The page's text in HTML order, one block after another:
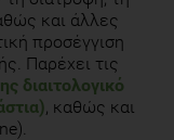
και άλλες
προσέγγιση
Παρέχει τις
διαιτολογικό
, καθώς και